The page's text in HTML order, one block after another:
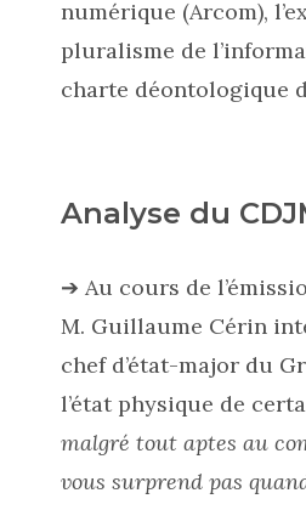
numérique (Arcom),
pluralisme de
charte déontologique
Analyse du
➔ Au cours de
M. Guillaume Cérin
chef d’état-major du
l’état physique de
malgré tout aptes au
vous surprend pas